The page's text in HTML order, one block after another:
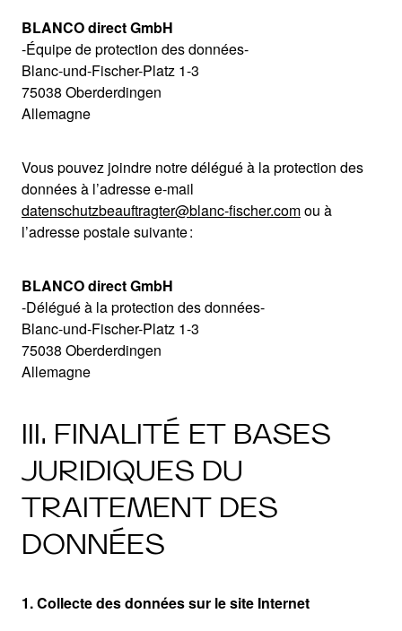
BLANCO direct GmbH
-Équipe de protection des données-
Blanc-und-Fischer-Platz 1-3
75038 Oberderdingen
Allemagne
Vous pouvez joindre notre délégué à la protection des
données à l’adresse e-mail
datenschutzbeauftragter@blanc-fischer.comou à
l’adresse postale suivante :
BLANCO direct GmbH
-Délégué à la protection des données-
Blanc-und-Fischer-Platz 1-3
75038 Oberderdingen
Allemagne
III. FINALITÉ ET BASES
JURIDIQUES DU
TRAITEMENT DES
DONNÉES
1. Collecte des données sur le site Internet